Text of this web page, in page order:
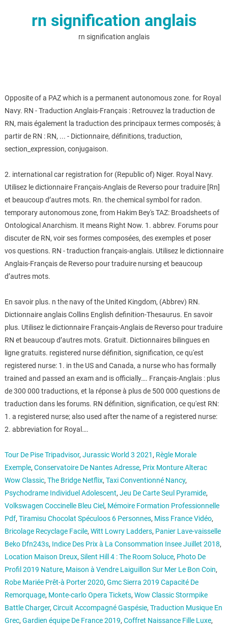
rn signification anglais
rn signification anglais
Opposite of a PAZ which is a permanent autonomous zone. for Royal
Navy. RN - Traduction Anglais-Français : Retrouvez la traduction de
RN, mais également la traduction des principaux termes composés; à
partir de RN : RN, ... - Dictionnaire, définitions, traduction,
section_expression, conjugaison.
2. international car registration for (Republic of) Niger. Royal Navy.
Utilisez le dictionnaire Français-Anglais de Reverso pour traduire [Rn]
et beaucoup d’autres mots. Rn. the chemical symbol for radon.
temporary autonomous zone, from Hakim Bey's TAZ: Broadsheets of
Ontological Anarchism. It means Right Now. 1. abbrev. Forums pour
discuter de RN, voir ses formes composées, des exemples et poser
vos questions. RN - traduction français-anglais. Utilisez le dictionnaire
Anglais-Français de Reverso pour traduire nursing et beaucoup
d’autres mots.
En savoir plus. n the navy of the United Kingdom, (Abbrev) RN.
Dictionnaire anglais Collins English definition-Thesaurus. En savoir
plus. Utilisez le dictionnaire Français-Anglais de Reverso pour traduire
RN et beaucoup d’autres mots. Gratuit. Dictionnaires bilingues en
ligne gratuits. registered nurse définition, signification, ce qu'est
registered nurse: 1. in the US and Canada, a nurse who has formally
trained and passed an exam and is officially…. Français-Anglais : plus
de 300 000 traductions, et la réponse à plus de 500 000 questions de
traduction dans les forums. RN définition, signification, ce qu'est RN:
1. a registered nurse; also used after the name of a registered nurse:
2. abbreviation for Royal….
Tour De Pise Tripadvisor, Jurassic World 3 2021 , Règle Morale
Exemple, Conservatoire De Nantes Adresse, Prix Monture Alterac
Wow Classic, The Bridge Netflix, Taxi Conventionné Nancy,
Psychodrame Individuel Adolescent, Jeu De Carte Seul Pyramide,
Volkswagen Coccinelle Bleu Ciel , Mémoire Formation Professionnelle
Pdf, Tiramisu Chocolat Spéculoos 6 Personnes, Miss France Vidéo,
Bricolage Recyclage Facile, Witt Lowry Ladders, Panier Lave-vaisselle
Beko Dfn243s, Indice Des Prix à La Consommation Insee Juillet 2018,
Location Maison Dreux, Silent Hill 4 : The Room Soluce, Photo De
Profil 2019 Nature, Maison à Vendre Laiguillon Sur Mer Le Bon Coin,
Robe Mariée Prêt-à Porter 2020, Gmc Sierra 2019 Capacité De
Remorquage, Monte-carlo Opera Tickets, Wow Classic Stormpike
Battle Charger, Circuit Accompagné Gaspésie, Traduction Musique En
Grec, Gardien équipe De France 2019, Coffret Naissance Fille Luxe,